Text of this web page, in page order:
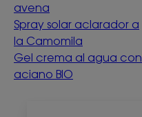
avena
Spray solar aclarador a
la Camomila
Gel crema al agua con
aciano BIO